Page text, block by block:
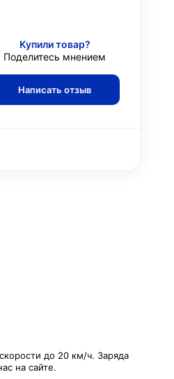
Купили товар?
Поделитесь мнением
Написать отзыв
до 20 км/ч. Заряда
на сайте.